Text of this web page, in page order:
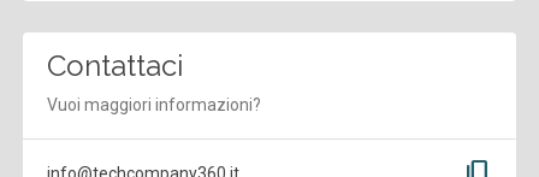
Contattaci
Vuoi maggiori informazioni?